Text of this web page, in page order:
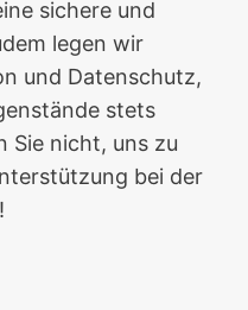
sichere und
legen wir
und Datenschutz,
stets
Sie nicht, uns zu
bei der